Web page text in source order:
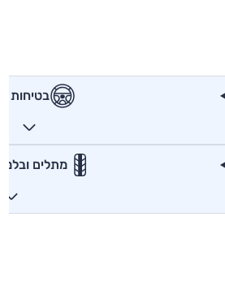
בטיחות
מתלים ובלמים